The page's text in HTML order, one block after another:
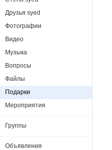
Друзья syed
Фотографии
Видео
Музыка
Вопросы
Файлы
Подарки
Мероприятия
Группы
Объявления